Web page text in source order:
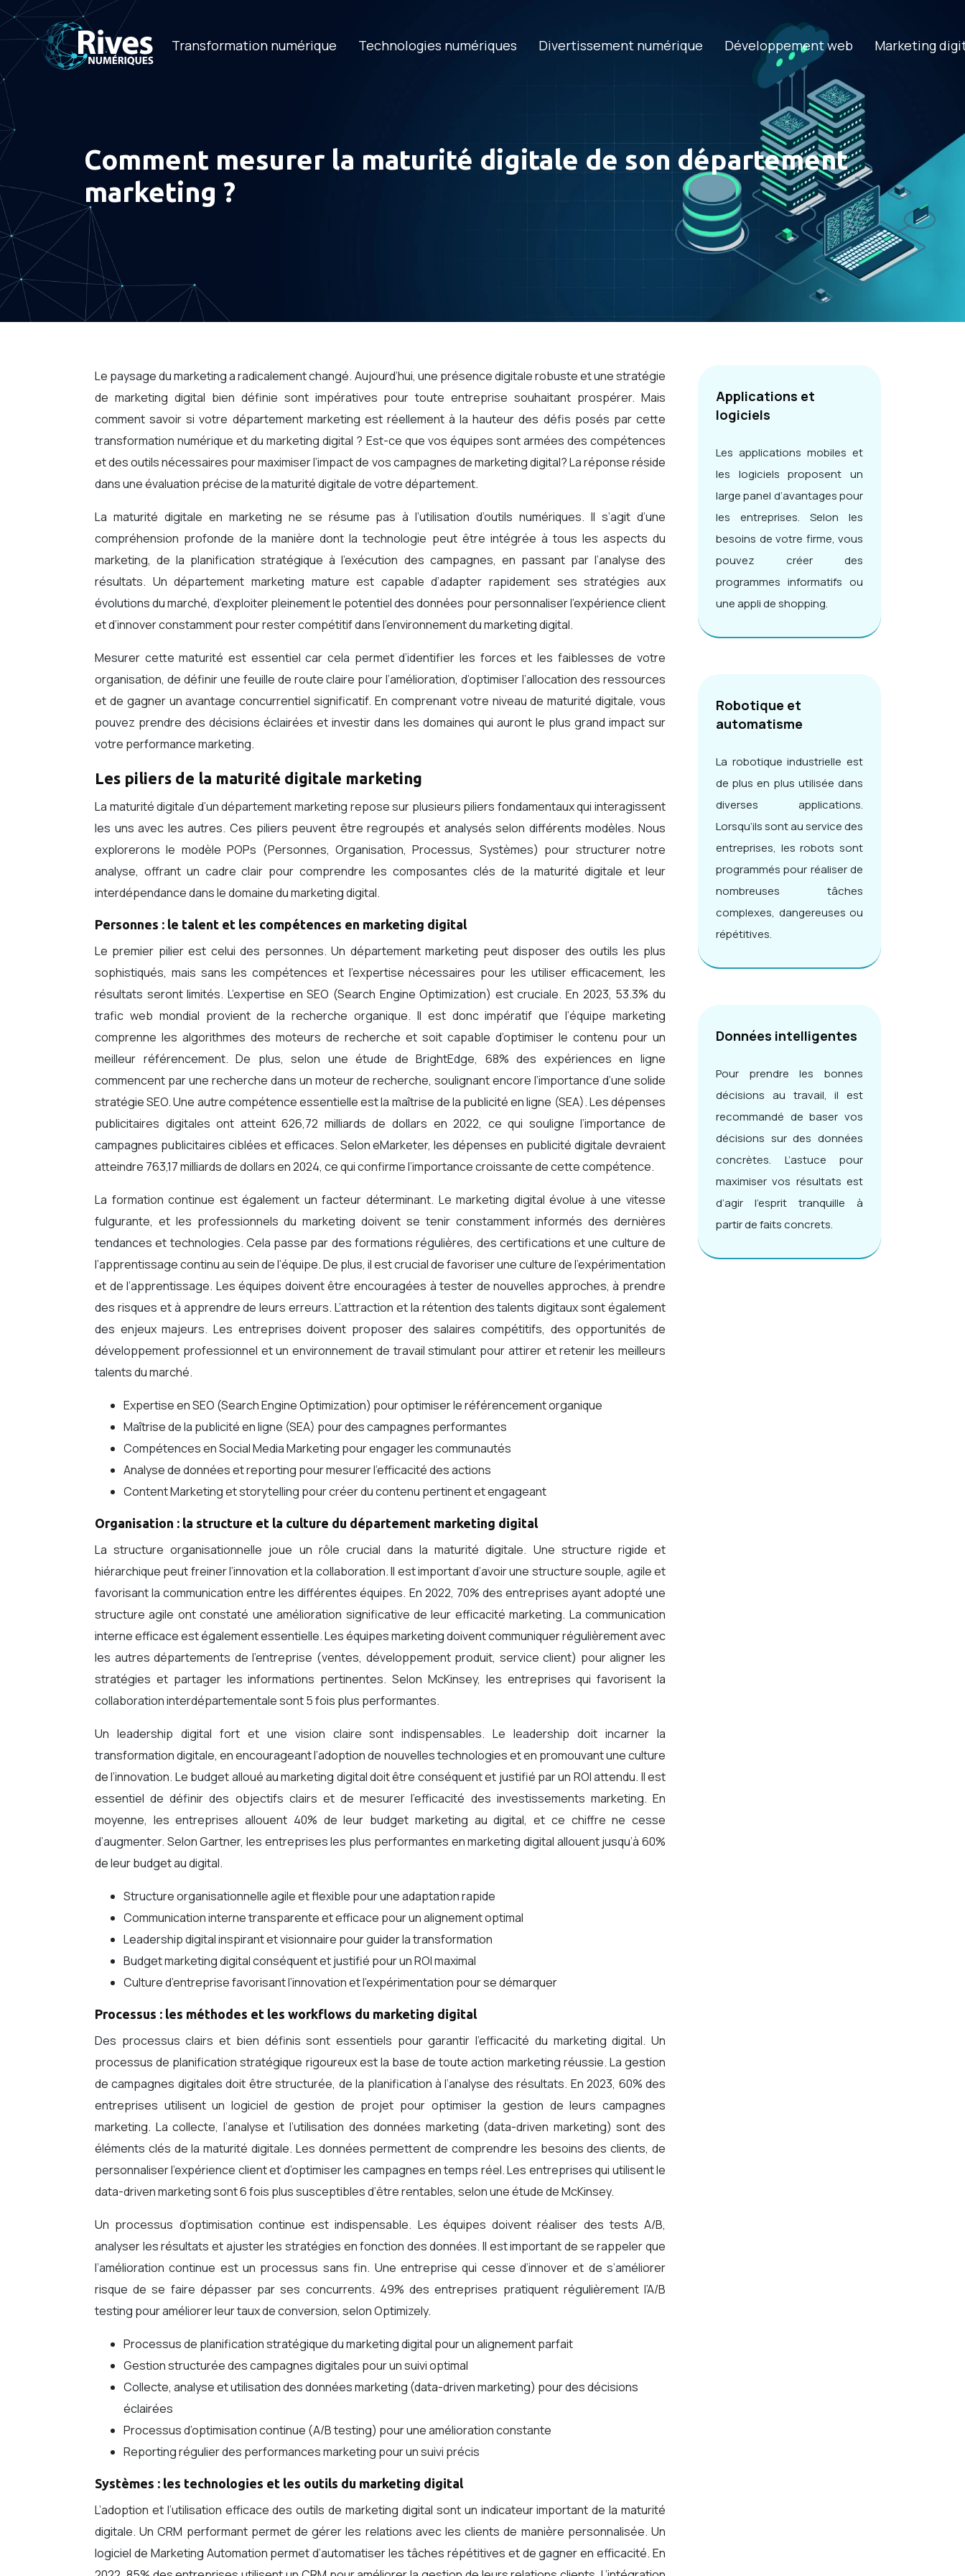
Transformation numérique Technologies numériques Divertissement numérique Développement web Marketing
Comment mesurer la maturité digitale de son département
marketing ?
Le paysage du marketing a radicalement changé. Aujourd’hui, une présence digitale robuste et une stratégie
de marketing digital bien définie sont impératives pour toute entreprise souhaitant prospérer. Mais
comment savoir si votre département marketing est réellement à la hauteur des défis posés par cette
transformation numérique et du marketing digital ? Est-ce que vos équipes sont armées des compétences
et des outils nécessaires pour maximiser l’impact de vos campagnes de marketing digital? La réponse réside
dans une évaluation précise de la maturité digitale de votre département.
La maturité digitale en marketing ne se résume pas à l’utilisation d’outils numériques. Il s’agit d’une
compréhension profonde de la manière dont la technologie peut être intégrée à tous les aspects du
marketing, de la planification stratégique à l’exécution des campagnes, en passant par l’analyse des
résultats. Un département marketing mature est capable d’adapter rapidement ses stratégies aux
évolutions du marché, d’exploiter pleinement le potentiel des données pour personnaliser l’expérience client
et d’innover constamment pour rester compétitif dans l’environnement du marketing digital.
Mesurer cette maturité est essentiel car cela permet d’identifier les forces et les faiblesses de votre
organisation, de définir une feuille de route claire pour l’amélioration, d’optimiser l’allocation des ressources
et de gagner un avantage concurrentiel significatif. En comprenant votre niveau de maturité digitale, vous
pouvez prendre des décisions éclairées et investir dans les domaines qui auront le plus grand impact sur
votre performance marketing.
Les piliers de la maturité digitale marketing
La maturité digitale d’un département marketing repose sur plusieurs piliers fondamentaux qui interagissent
les uns avec les autres. Ces piliers peuvent être regroupés et analysés selon différents modèles. Nous
explorerons le modèle POPs (Personnes, Organisation, Processus, Systèmes) pour structurer notre
analyse, offrant un cadre clair pour comprendre les composantes clés de la maturité digitale et leur
interdépendance dans le domaine du marketing digital.
Personnes : le talent et les compétences en marketing digital
Le premier pilier est celui des personnes. Un département marketing peut disposer des outils les plus
sophistiqués, mais sans les compétences et l’expertise nécessaires pour les utiliser efficacement, les
résultats seront limités. L’expertise en SEO (Search Engine Optimization) est cruciale. En 2023, 53.3% du
trafic web mondial provient de la recherche organique. Il est donc impératif que l’équipe marketing
comprenne les algorithmes des moteurs de recherche et soit capable d’optimiser le contenu pour un
meilleur référencement. De plus, selon une étude de BrightEdge, 68% des expériences en ligne
commencent par une recherche dans un moteur de recherche, soulignant encore l’importance d’une solide
stratégie SEO. Une autre compétence essentielle est la maîtrise de la publicité en ligne (SEA). Les dépenses
publicitaires digitales ont atteint 626,72 milliards de dollars en 2022, ce qui souligne l’importance de
campagnes publicitaires ciblées et efficaces. Selon eMarketer, les dépenses en publicité digitale devraient
atteindre 763,17 milliards de dollars en 2024, ce qui confirme l’importance croissante de cette compétence.
La formation continue est également un facteur déterminant. Le marketing digital évolue à une vitesse
fulgurante, et les professionnels du marketing doivent se tenir constamment informés des dernières
tendances et technologies. Cela passe par des formations régulières, des certifications et une culture de
l’apprentissage continu au sein de l’équipe. De plus, il est crucial de favoriser une culture de l’expérimentation
et de l’apprentissage. Les équipes doivent être encouragées à tester de nouvelles approches, à prendre
des risques et à apprendre de leurs erreurs. L’attraction et la rétention des talents digitaux sont également
des enjeux majeurs. Les entreprises doivent proposer des salaires compétitifs, des opportunités de
développement professionnel et un environnement de travail stimulant pour attirer et retenir les meilleurs
talents du marché.
Expertise en SEO (Search Engine Optimization) pour optimiser le référencement organique
Maîtrise de la publicité en ligne (SEA) pour des campagnes performantes
Compétences en Social Media Marketing pour engager les communautés
Analyse de données et reporting pour mesurer l’efficacité des actions
Content Marketing et storytelling pour créer du contenu pertinent et engageant
Organisation : la structure et la culture du département marketing digital
La structure organisationnelle joue un rôle crucial dans la maturité digitale. Une structure rigide et
hiérarchique peut freiner l’innovation et la collaboration. Il est important d’avoir une structure souple, agile et
favorisant la communication entre les différentes équipes. En 2022, 70% des entreprises ayant adopté une
structure agile ont constaté une amélioration significative de leur efficacité marketing. La communication
interne efficace est également essentielle. Les équipes marketing doivent communiquer régulièrement avec
les autres départements de l’entreprise (ventes, développement produit, service client) pour aligner les
stratégies et partager les informations pertinentes. Selon McKinsey, les entreprises qui favorisent la
collaboration interdépartementale sont 5 fois plus performantes.
Un leadership digital fort et une vision claire sont indispensables. Le leadership doit incarner la
transformation digitale, en encourageant l’adoption de nouvelles technologies et en promouvant une culture
de l’innovation. Le budget alloué au marketing digital doit être conséquent et justifié par un ROI attendu. Il est
essentiel de définir des objectifs clairs et de mesurer l’efficacité des investissements marketing. En
moyenne, les entreprises allouent 40% de leur budget marketing au digital, et ce chiffre ne cesse
d’augmenter. Selon Gartner, les entreprises les plus performantes en marketing digital allouent jusqu’à 60%
de leur budget au digital.
Structure organisationnelle agile et flexible pour une adaptation rapide
Communication interne transparente et efficace pour un alignement optimal
Leadership digital inspirant et visionnaire pour guider la transformation
Budget marketing digital conséquent et justifié pour un ROI maximal
Culture d’entreprise favorisant l’innovation et l’expérimentation pour se démarquer
Processus : les méthodes et les workflows du marketing digital
Des processus clairs et bien définis sont essentiels pour garantir l’efficacité du marketing digital. Un
processus de planification stratégique rigoureux est la base de toute action marketing réussie. La gestion
de campagnes digitales doit être structurée, de la planification à l’analyse des résultats. En 2023, 60% des
entreprises utilisent un logiciel de gestion de projet pour optimiser la gestion de leurs campagnes
marketing. La collecte, l’analyse et l’utilisation des données marketing (data-driven marketing) sont des
éléments clés de la maturité digitale. Les données permettent de comprendre les besoins des clients, de
personnaliser l’expérience client et d’optimiser les campagnes en temps réel. Les entreprises qui utilisent le
data-driven marketing sont 6 fois plus susceptibles d’être rentables, selon une étude de McKinsey.
Un processus d’optimisation continue est indispensable. Les équipes doivent réaliser des tests A/B,
analyser les résultats et ajuster les stratégies en fonction des données. Il est important de se rappeler que
l’amélioration continue est un processus sans fin. Une entreprise qui cesse d’innover et de s’améliorer
risque de se faire dépasser par ses concurrents. 49% des entreprises pratiquent régulièrement l’A/B
testing pour améliorer leur taux de conversion, selon Optimizely.
Processus de planification stratégique du marketing digital pour un alignement parfait
Gestion structurée des campagnes digitales pour un suivi optimal
Collecte, analyse et utilisation des données marketing (data-driven marketing) pour des décisions
éclairées
Processus d’optimisation continue (A/B testing) pour une amélioration constante
Reporting régulier des performances marketing pour un suivi précis
Systèmes : les technologies et les outils du marketing digital
L’adoption et l’utilisation efficace des outils de marketing digital sont un indicateur important de la maturité
digitale. Un CRM performant permet de gérer les relations avec les clients de manière personnalisée. Un
logiciel de Marketing Automation permet d’automatiser les tâches répétitives et de gagner en efficacité. En
Applications et
logiciels
Les applications mobiles et
les logiciels proposent un
large panel d’avantages pour
les entreprises. Selon les
besoins de votre firme, vous
pouvez créer des
programmes informatifs ou
une appli de shopping.
Robotique et
automatisme
La robotique industrielle est
de plus en plus utilisée dans
diverses applications.
Lorsqu’ils sont au service des
entreprises, les robots sont
programmés pour réaliser de
nombreuses tâches
complexes, dangereuses ou
répétitives.
Données intelligentes
Pour prendre les bonnes
décisions au travail, il est
recommandé de baser vos
décisions sur des données
concrètes. L’astuce pour
maximiser vos résultats est
d’agir l’esprit tranquille à
partir de faits concrets.